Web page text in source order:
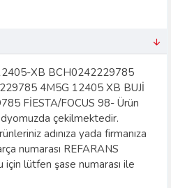
XB BCH0242229785
4M5G 12405 XB BUJİ
FİESTA/FOCUS 98- Ürün
çekilmektedir.
adınıza yada firmanıza
numarası REFARANS
için lütfen şase numarası ile